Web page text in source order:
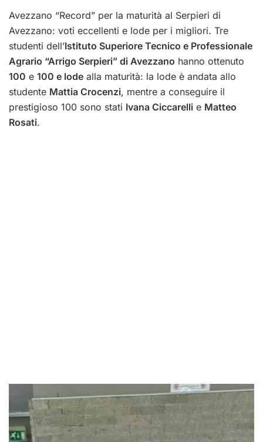
Avezzano “Record” per la maturità al Serpieri di
Avezzano: voti eccellenti e lode per i migliori. Tre
studenti dell’Istituto Superiore Tecnico e Professionale
Agrario “Arrigo Serpieri” di Avezzano hanno ottenuto
100 e 100 e lode alla maturità: la lode è andata allo
studente Mattia Crocenzi, mentre a conseguire il
prestigioso 100 sono stati Ivana Ciccarelli e Matteo
Rosati.